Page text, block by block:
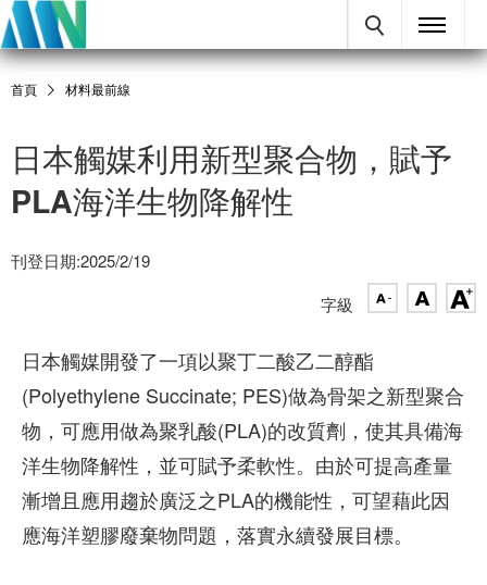
首頁 材料最前線
日本觸媒利用新型聚合物，賦予
PLA海洋生物降解性
刊登日期:2025/2/19
字級
日本觸媒開發了一項以聚丁二酸乙二醇酯
(Polyethylene Succinate; PES)做為骨架之新型聚合
物，可應用做為聚乳酸(PLA)的改質劑，使其具備海
洋生物降解性，並可賦予柔軟性。由於可提高產量
漸增且應用趨於廣泛之PLA的機能性，可望藉此因
應海洋塑膠廢棄物問題，落實永續發展目標。